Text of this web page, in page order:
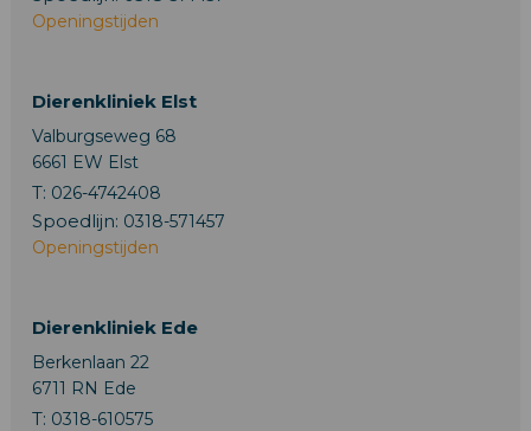
Openingstijden
Dierenkliniek Elst
Valburgseweg 68
6661 EW Elst
T: 026-4742408
Spoedlijn: 0318-571457
Openingstijden
Dierenkliniek Ede
Berkenlaan 22
6711 RN Ede
T: 0318-610575